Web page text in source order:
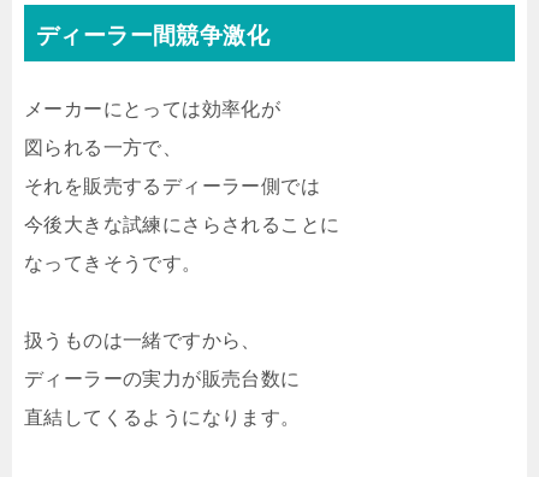
ディーラー間競争激化
メーカーにとっては効率化が
図られる一方で、
それを販売するディーラー側では
今後大きな試練にさらされることに
なってきそうです。
扱うものは一緒ですから、
ディーラーの実力が販売台数に
直結してくるようになります。